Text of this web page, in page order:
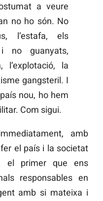
a veure
no ho són. No
l’estafa, els
no guanyats,
l’explotació, la
gangsteril. I
nou, ho hem
Com sigui.
amb
el país i la societat
el primer que ens
responsables en
amb si mateixa i